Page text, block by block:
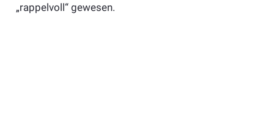
„rappelvoll“ gewesen.